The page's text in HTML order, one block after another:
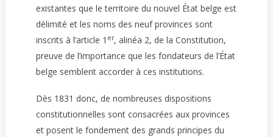
existantes que le territoire du nouvel État belge est
délimité et les noms des neuf provinces sont
inscrits à l’article 1 er, alinéa 2, de la Constitution,
preuve de l’importance que les fondateurs de l’État
belge semblent accorder à ces institutions.
Dès 1831 donc, de nombreuses dispositions
constitutionnelles sont consacrées aux provinces
et posent le fondement des grands principes du